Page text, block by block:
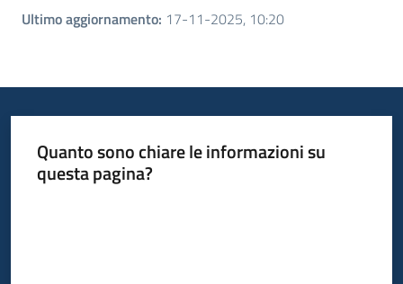
Ultimo aggiornamento: 17-11-2025, 10:20
Quanto sono chiare le informazioni su
questa pagina?